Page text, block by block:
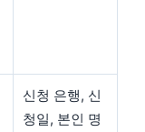
신청 은행, 신
청일, 본인 명